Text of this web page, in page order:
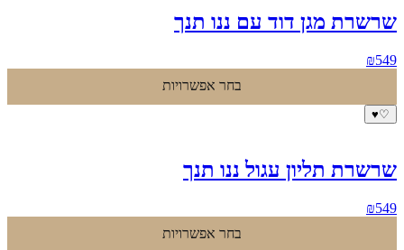
שרשרת מגן דוד עם ננו תנך
₪549
בחר אפשרויות
♡
♥
שרשרת תליון עגול ננו תנך
₪549
בחר אפשרויות